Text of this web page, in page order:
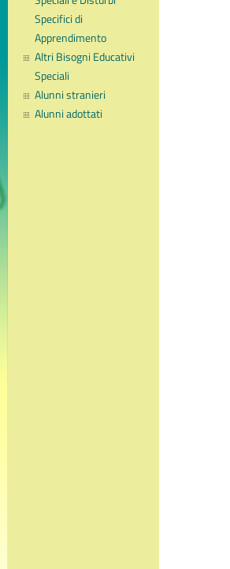
Specifici di
Apprendimento
Altri Bisogni Educativi
Speciali
Alunni stranieri
Alunni adottati